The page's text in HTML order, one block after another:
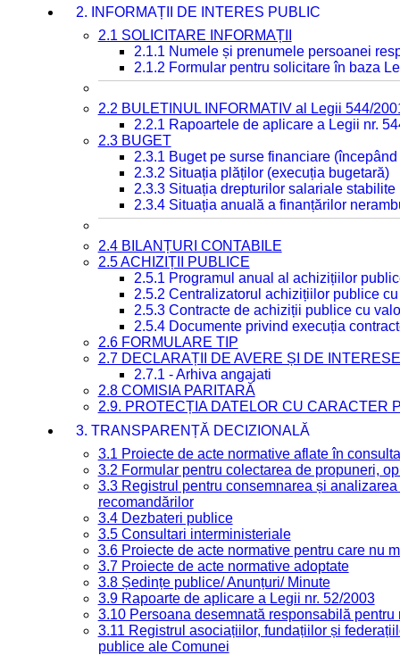
2. INFORMAȚII DE INTERES PUBLIC
2.1 SOLICITARE INFORMAȚII
2.1.1 Numele și prenumele persoanei
2.1.2 Formular pentru solicitare în baza
2.2 BULETINUL INFORMATIV al Legii 544/
2.2.1 Rapoartele de aplicare a Legii nr.
2.3 BUGET
2.3.1 Buget pe surse financiare
2.3.2 Situația plăților (execuția bugetară)
2.3.3 Situația drepturilor salariale
2.3.4 Situația anuală a finanțărilor
2.4 BILANȚURI CONTABILE
2.5 ACHIZIȚII PUBLICE
2.5.1 Programul anual al achizițiilor
2.5.2 Centralizatorul achizițiilor publice
2.5.3 Contracte de achiziții publice cu
2.5.4 Documente privind execuția
2.6 FORMULARE TIP
2.7 DECLARAȚII DE AVERE ȘI DE INTERESE
2.7.1 - Arhiva angajati
2.8 COMISIA PARITARĂ
2.9. PROTECȚIA DATELOR CU CARACTER
3. TRANSPARENȚĂ DECIZIONALĂ
3.1 Proiecte de acte normative aflate în
3.2 Formular pentru colectarea de propuneri,
3.3 Registrul pentru consemnarea și
recomandărilor
3.4 Dezbateri publice
3.5 Consultari interministeriale
3.6 Proiecte de acte normative pentru care nu
3.7 Proiecte de acte normative adoptate
3.8 Ședințe publice/ Anunțuri/ Minute
3.9 Rapoarte de aplicare a Legii nr. 52/2003
3.10 Persoana desemnată responsabilă
3.11 Registrul asociațiilor, fundațiilor și
publice ale Comunei